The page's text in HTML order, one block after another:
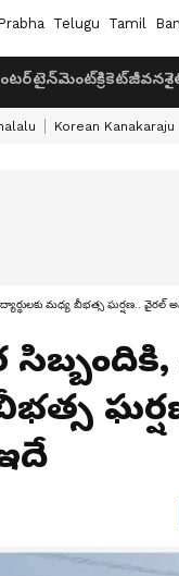
Telugu Tamil
క్రికెట్
Korean
మధ్య బీభత్స ఘర్షణ.. వైరల్